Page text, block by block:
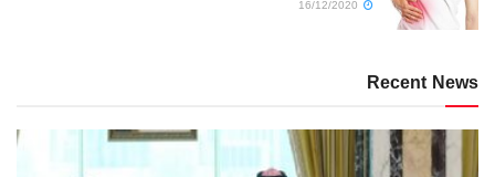
Recent News